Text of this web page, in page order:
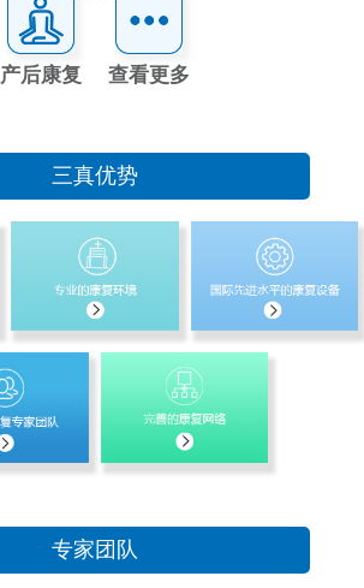
产后康复 查看更多
三真优势
专家团队